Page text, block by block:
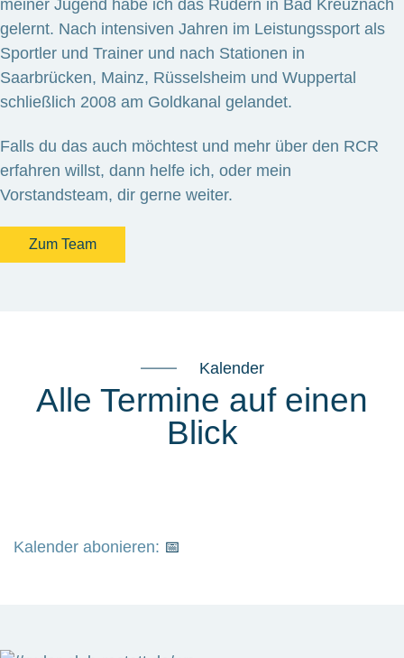
meiner Jugend habe ich das Rudern in Bad Kreuznach
gelernt. Nach intensiven Jahren im Leistungssport als
Sportler und Trainer und nach Stationen in
Saarbrücken, Mainz, Rüsselsheim und Wuppertal
schließlich 2008 am Goldkanal gelandet.
Falls du das auch möchtest und mehr über den RCR
erfahren willst, dann helfe ich, oder mein
Vorstandsteam, dir gerne weiter.
Zum Team
Kalender
Alle Termine auf einen
Blick
Kalender abonieren: 📅